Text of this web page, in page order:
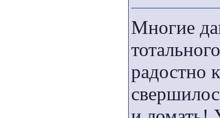
Многие
радостно